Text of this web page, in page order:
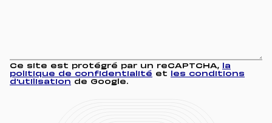
Ce site est protégré par un reCAPTCHA,
la
politique de confidentialité et
les conditions
d'utilisation de Google.